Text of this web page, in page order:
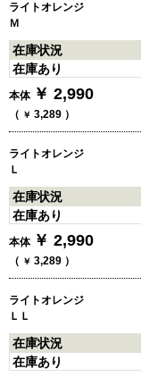
ライトオレンジ
Ｍ
在庫状況
在庫あり
本体 ￥ 2,990
（ ￥ 3,289 ）
ライトオレンジ
Ｌ
在庫状況
在庫あり
本体 ￥ 2,990
（ ￥ 3,289 ）
ライトオレンジ
ＬＬ
在庫状況
在庫あり